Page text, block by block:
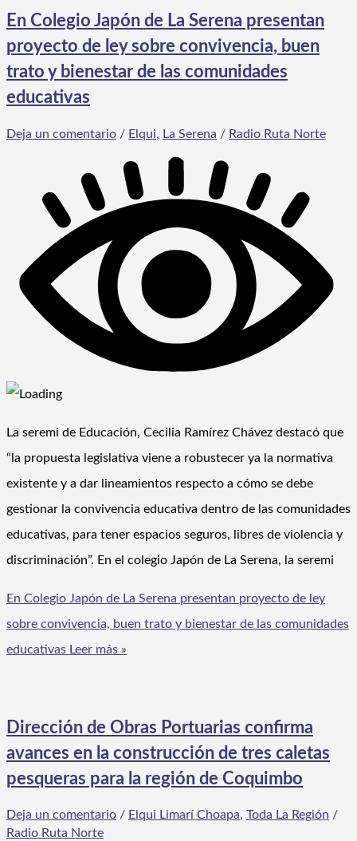
En Colegio Japón de La Serena presentan
proyecto de ley sobre convivencia, buen
trato y bienestar de las comunidades
educativas
Deja un comentario / Elqui, La Serena / Radio Ruta Norte
La seremi de Educación, Cecilia Ramírez Chávez destacó que
“la propuesta legislativa viene a robustecer ya la normativa
existente y a dar lineamientos respecto a cómo se debe
gestionar la convivencia educativa dentro de las comunidades
educativas, para tener espacios seguros, libres de violencia y
discriminación”. En el colegio Japón de La Serena, la seremi
En Colegio Japón de La Serena presentan proyecto de ley
sobre convivencia, buen trato y bienestar de las comunidades
educativas Leer más »
Dirección de Obras Portuarias confirma
avances en la construcción de tres caletas
pesqueras para la región de Coquimbo
Deja un comentario / Elqui Limarí Choapa, Toda La Región /
Radio Ruta Norte